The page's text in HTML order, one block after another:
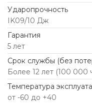
Ударопрочность
IK09/10 Дж
Гарантия
5 лет
Срок службы (без
Более 12 лет (100 000
Температура
от -60 до +40